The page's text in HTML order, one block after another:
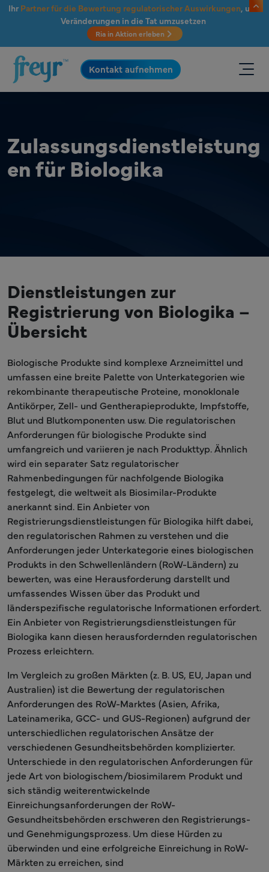
Zum Hauptinhalt springen
Ihr Partner für die Bewertung regulatorischer Auswirkungen, um
Veränderungen in die Tat umzusetzen
Ria in Aktion erleben
.
Kontakt aufnehmen
Zulassungsdienstleistung
en für Biologika
Dienstleistungen zur
Registrierung von Biologika –
Übersicht
Biologische Produkte sind komplexe Arzneimittel und
umfassen eine breite Palette von Unterkategorien wie
rekombinante therapeutische Proteine, monoklonale
Antikörper, Zell- und Gentherapieprodukte, Impfstoffe,
Blut und Blutkomponenten usw. Die regulatorischen
Anforderungen für biologische Produkte sind
umfangreich und variieren je nach Produkttyp. Ähnlich
wird ein separater Satz regulatorischer
Rahmenbedingungen für nachfolgende Biologika
festgelegt, die weltweit als Biosimilar-Produkte
anerkannt sind. Ein Anbieter von
Registrierungsdienstleistungen für Biologika hilft dabei,
den regulatorischen Rahmen zu verstehen und die
Anforderungen jeder Unterkategorie eines biologischen
Produkts in den Schwellenländern (RoW-Ländern) zu
bewerten, was eine Herausforderung darstellt und
umfassendes Wissen über das Produkt und
länderspezifische regulatorische Informationen erfordert.
Ein Anbieter von Registrierungsdienstleistungen für
Biologika kann diesen herausfordernden regulatorischen
Prozess erleichtern.
Im Vergleich zu großen Märkten (z. B. US, EU, Japan und
Australien) ist die Bewertung der regulatorischen
Anforderungen des RoW-Marktes (Asien, Afrika,
Lateinamerika, GCC- und GUS-Regionen) aufgrund der
unterschiedlichen regulatorischen Ansätze der
verschiedenen Gesundheitsbehörden komplizierter.
Unterschiede in den regulatorischen Anforderungen für
jede Art von biologischem/biosimilarem Produkt und
sich ständig weiterentwickelnde
Einreichungsanforderungen der RoW-
Gesundheitsbehörden erschweren den Registrierungs-
und Genehmigungsprozess. Um diese Hürden zu
überwinden und eine erfolgreiche Einreichung in RoW-
Märkten zu erreichen, sind